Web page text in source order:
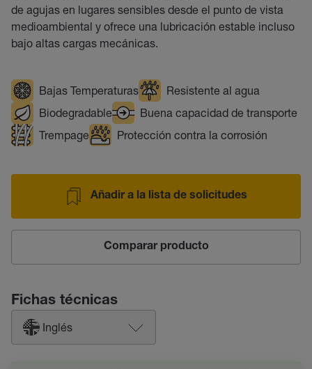
de agujas en lugares sensibles desde el punto de vista
medioambiental y ofrece una lubricación estable incluso
bajo altas cargas mecánicas.
Bajas Temperaturas
Resistente al agua
Biodegradable
Buena capacidad de transporte
Trempage
Protección contra la corrosión
Añadir a la lista de solicitudes
Comparar producto
Fichas técnicas
Inglés